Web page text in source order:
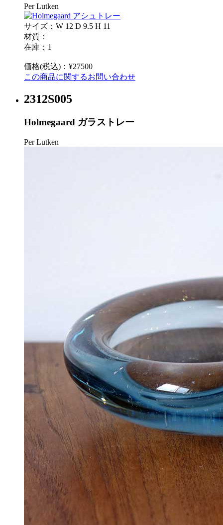
Per Lutken
サイズ：W 12 D 9.5 H 11
材質：
在庫：1
価格(税込)：¥27500
この商品に関するお問い合わせ
2312S005
Holmegaard ガラストレー
Per Lutken